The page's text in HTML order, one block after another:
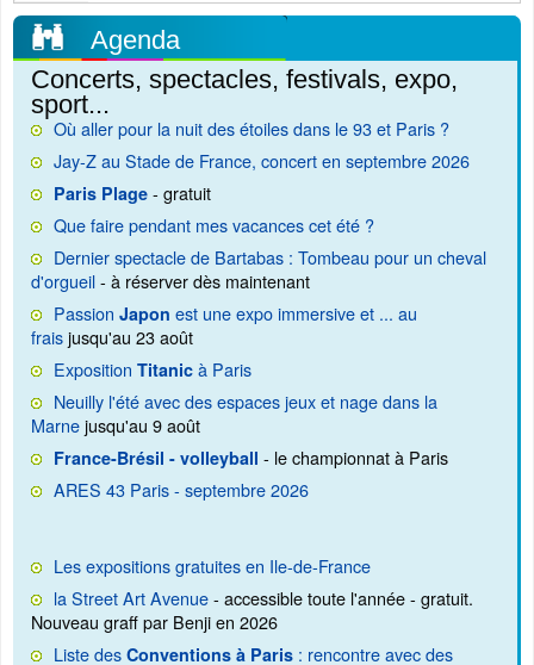
Agenda
Concerts, spectacles, festivals, expo,
sport...
Où aller pour la nuit des étoiles dans le 93 et Paris ?
Jay-Z au Stade de France, concert en septembre 2026
Paris Plage - gratuit
Que faire pendant mes vacances cet été ?
Dernier spectacle de Bartabas : Tombeau pour un cheval
d'orgueil- à réserver dès maintenant
Passion Japon est une expo immersive et ... au
fraisjusqu'au 23 août
Exposition Titanic à Paris
Neuilly l'été avec des espaces jeux et nage dans la
Marnejusqu'au 9 août
France-Brésil - volleyball - le championnat à Paris
ARES 43 Paris - septembre 2026
Les expositions gratuites en Ile-de-France
la Street Art Avenue- accessible toute l'année - gratuit.
Nouveau graff par Benji en 2026
Liste des Conventions à Paris : rencontre avec des